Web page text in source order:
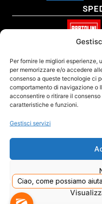
Per fornire le migliori
per memorizzare e/o accedere
consenso a queste tecnologie ci
comportamento di navigazione o
acconsentire o ritirare il
caratteristiche e funzioni.
Gestisci servizi
DADO S.R.L. Unipersonale - Viale
Tel. 02.40703420 - P.Iva/C.F.
Ciao, come possiamo